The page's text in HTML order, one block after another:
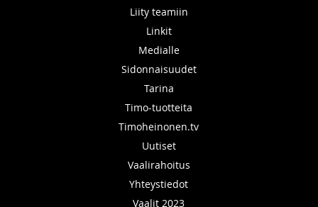
Liity teamiin
Linkit
Medialle
Sidonnaisuudet
Tarina
Timo-tuotteita
Timoheinonen.tv
Uutiset
Vaalirahoitus
Yhteystiedot
Vaalit 2023